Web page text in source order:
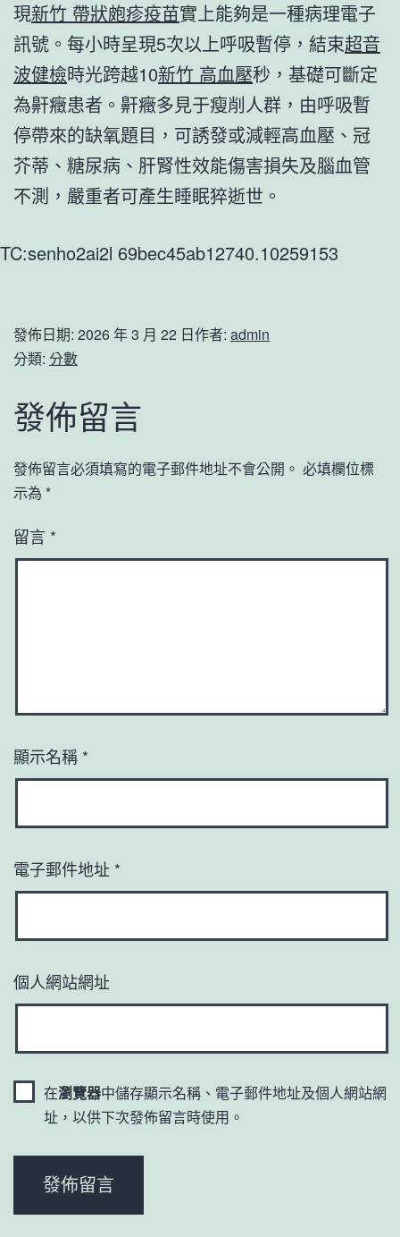
現新竹 帶狀皰疹疫苗實上能夠是一種病理電子
訊號。每小時呈現5次以上呼吸暫停，結束超音
波健檢時光跨越10新竹 高血壓秒，基礎可斷定
為鼾癥患者。鼾癥多見于瘦削人群，由呼吸暫
停帶來的缺氧題目，可誘發或減輕高血壓、冠
芥蒂、糖尿病、肝腎性效能傷害損失及腦血管
不測，嚴重者可產生睡眠猝逝世。
TC:senho2ai2l 69bec45ab12740.10259153
發佈日期: 2026 年 3 月 22 日作者: admin
分類: 分數
發佈留言
發佈留言必須填寫的電子郵件地址不會公開。 必填欄位標
示為 *
留言 *
顯示名稱 *
電子郵件地址 *
個人網站網址
在瀏覽器中儲存顯示名稱、電子郵件地址及個人網站網
址，以供下次發佈留言時使用。